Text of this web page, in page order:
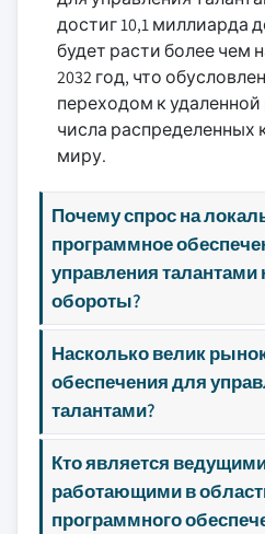
достиг 10,1 миллиарда
будет расти более чем
2032 год, что
переходом к
числа распределенных
миру.
Почему спрос на
программное
управления талантами
обороты?
Насколько велик
обеспечения для
талантами?
Кто является
работающими в
программного